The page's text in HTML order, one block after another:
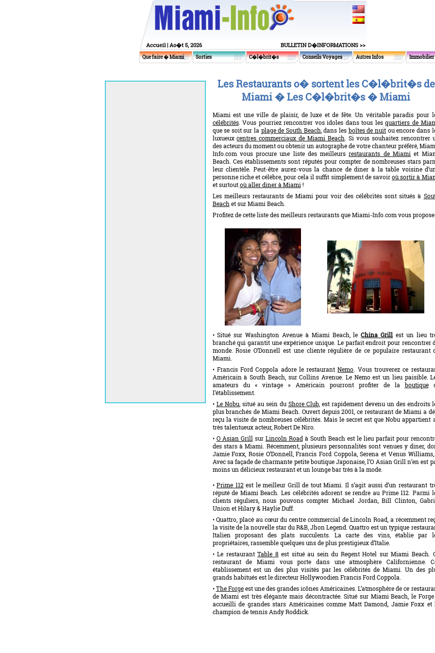
Accueil| Ao�t 5, 2026 BULLETIN D�INFORMATIONS >>
Que faire � Miami Sorties C�l�brit�s Conseils Voyages Autres Infos
Les Restaurants o� sortent les C�l�brit�s de
Miami � Les C�l�brit�s � Miami
Miami est une ville de plaisir, de luxe et de fête. Un véritable paradis pour
célébrités. Vous pourriez rencontrer vos idoles dans tous lesquartiers de
que se soit sur la plage de South Beach , dans les boîtes de nuitou encore dans
luxueuxcentres commerciaux de Miami Beach . Si vous souhaitez rencontrer
des acteurs du moment ou obtenir un autographe de votre chanteur préféré,
Info.com vous procure une liste des meilleursrestaurants de Miami et
Beach. Ces établissements sont réputés pour compter de nombreuses stars
leur clientèle. Peut-être aurez-vous la chance de diner à la table voisine
personne riche et célèbre, pour cela il suffit simplement de savoiroù sortir à
et surtoutoù aller diner à Miami !
Les meilleurs restaurants de Miami pour voir des célébrités sont situés à
Beach et sur Miami Beach.
Profitez de cette liste des meilleurs restaurants que Miami-Info.com vous propose
• Situé sur Washington Avenue à Miami Beach, leChina Grill est un lieu
branché qui garantit une expérience unique. Le parfait endroit pour rencontrer
monde. Rosie O’Donnell est une cliente régulière de ce populaire restaurant
Miami.
• Francis Ford Coppola adore le restaurantNemo . Vous trouverez ce
Américain à South Beach, sur Collins Avenue. Le Nemo est un lieu paisible.
amateurs du « vintage » Américain pourront profiter de la boutique
l’établissement.
• Le Nobu, situé au sein du Shore Club, est rapidement devenu un des endroits
plus branchés de Miami Beach. Ouvert depuis 2001, ce restaurant de Miami a
reçu la visite de nombreuses célébrités. Mais le secret est que Nobu appartient
très talentueux acteur, Robert De Niro.
• O Asian Grill sur Lincoln Road à South Beach est le lieu parfait pour
des stars à Miami. Récemment, plusieurs personnalités sont venues y diner,
Jamie Foxx, Rosie O’Donnell, Francis Ford Coppola, Serena et Venus
Avec sa façade de charmante petite boutique Japonaise, l’O Asian Grill n’en est
moins un délicieux restaurant et un lounge bar très à la mode.
•Prime 112est le meilleur Grill de tout Miami. Il s’agit aussi d’un restaurant
réputé de Miami Beach. Les célébrités adorent se rendre au Prime 112. Parmi
clients réguliers, nous pouvons compter Michael Jordan, Bill Clinton,
Union et Hilary & Haylie Duff.
• Quattro, placé au cœur du centre commercial de Lincoln Road, a récemment
la visite de la nouvelle star du R&B, Jhon Legend. Quattro est un typique
Italien proposant des plats succulents. La carte des vins, établie par
propriétaires, rassemble quelques uns de plus prestigieux d’Italie.
• Le restaurantTable 8 est situé au sein du Regent Hotel sur Miami Beach.
restaurant de Miami vous porte dans une atmosphère Californienne.
établissement est un des plus visités par les célébrités de Miami. Un des
grands habitués est le directeur Hollywoodien Francis Ford Coppola.
•The Forgeest une des grandes icônes Américaines. L’atmosphère de ce
de Miami est très élégante mais décontractée. Situé sur Miami Beach, le
accueilli de grandes stars Américaines comme Matt Damond, Jamie Foxx et
champion de tennis Andy Roddick.